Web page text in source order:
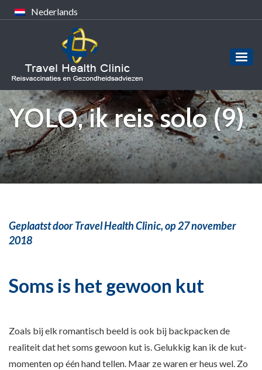
Nederlands
YOLO, ik reis solo (9)
Geplaatst door Travel Health Clinic,op 27 november
2018
Soms is het gewoon kut
Zoals bij elk romantisch beeld is ook bij backpacken de
realiteit dat het soms gewoon kut is. Gelukkig kan ik de kut-
momenten op één hand tellen. Maar ze waren er heus wel. Zo